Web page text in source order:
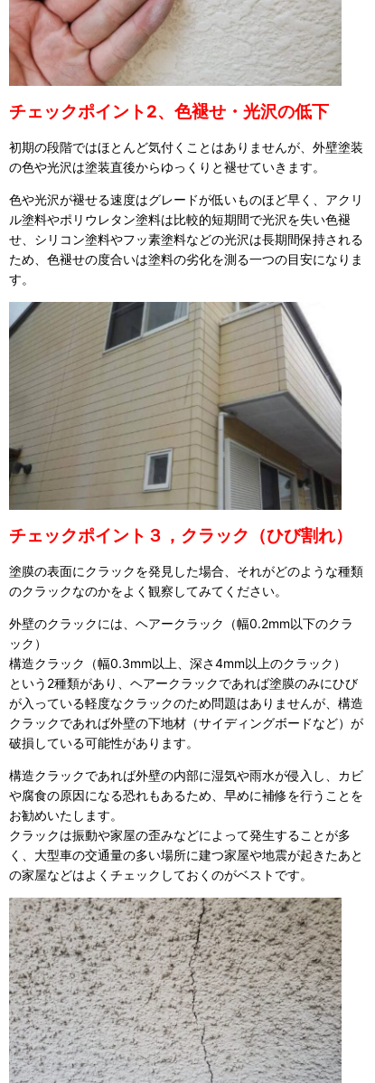
チェックポイント2、色褪せ・光沢の低下
初期の段階ではほとんど気付くことはありませんが、外壁塗装
の色や光沢は塗装直後からゆっくりと褪せていきます。
色や光沢が褪せる速度はグレードが低いものほど早く、アクリ
ル塗料やポリウレタン塗料は比較的短期間で光沢を失い色褪
せ、シリコン塗料やフッ素塗料などの光沢は長期間保持される
ため、色褪せの度合いは塗料の劣化を測る一つの目安になりま
す。
チェックポイント３，クラック （ひび割れ）
塗膜の表面にクラックを発見した場合、それがどのような種類
のクラックなのかをよく観察してみてください。
外壁のクラックには、ヘアークラック（幅0.2mm以下のクラ
ック）
構造クラック（幅0.3mm以上、深さ4mm以上のクラック）
という2種類があり、ヘアークラックであれば塗膜のみにひび
が入っている軽度なクラックのため問題はありませんが、構造
クラックであれば外壁の下地材（サイディングボードなど）が
破損している可能性があります。
構造クラックであれば外壁の内部に湿気や雨水が侵入し、カビ
や腐食の原因になる恐れもあるため、早めに補修を行うことを
お勧めいたします。
クラックは振動や家屋の歪みなどによって発生することが多
く、大型車の交通量の多い場所に建つ家屋や地震が起きたあと
の家屋などはよくチェックしておくのがベストです。